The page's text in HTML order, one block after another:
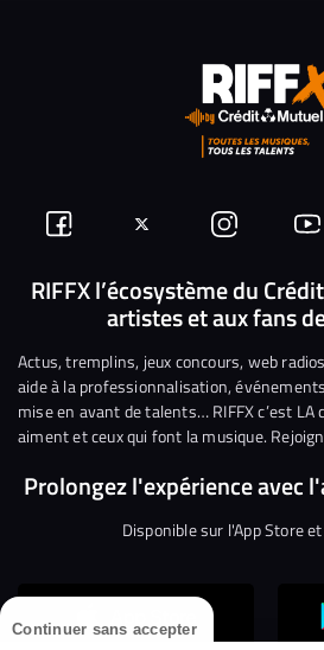
Continuer sans accepter
Suivez-
nous
Facebook
Suivez-
nous
sur
Twitter
Nous
rejoindre
sur
RIFFX l’écosystème du
artistes et aux fans
Actus, tremplins, jeux concours, web
aide à la professionnalisation,
mise en avant de talents… RIFFX c’est LA
aiment et ceux qui font la musique.
Prolongez l'expérience avec
Disponible sur l'App Store